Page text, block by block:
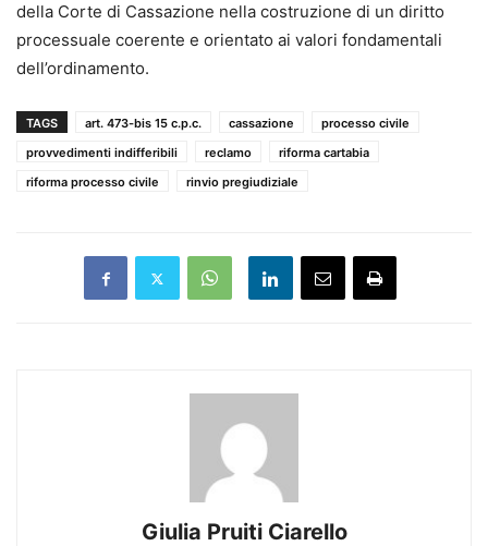
della Corte di Cassazione nella costruzione di un diritto
processuale coerente e orientato ai valori fondamentali
dell’ordinamento.
TAGS art. 473-bis 15 c.p.c. cassazione
processo civile
provvedimenti indifferibili
reclamo
riforma cartabia
riforma processo civile
rinvio pregiudiziale
Giulia Pruiti Ciarello